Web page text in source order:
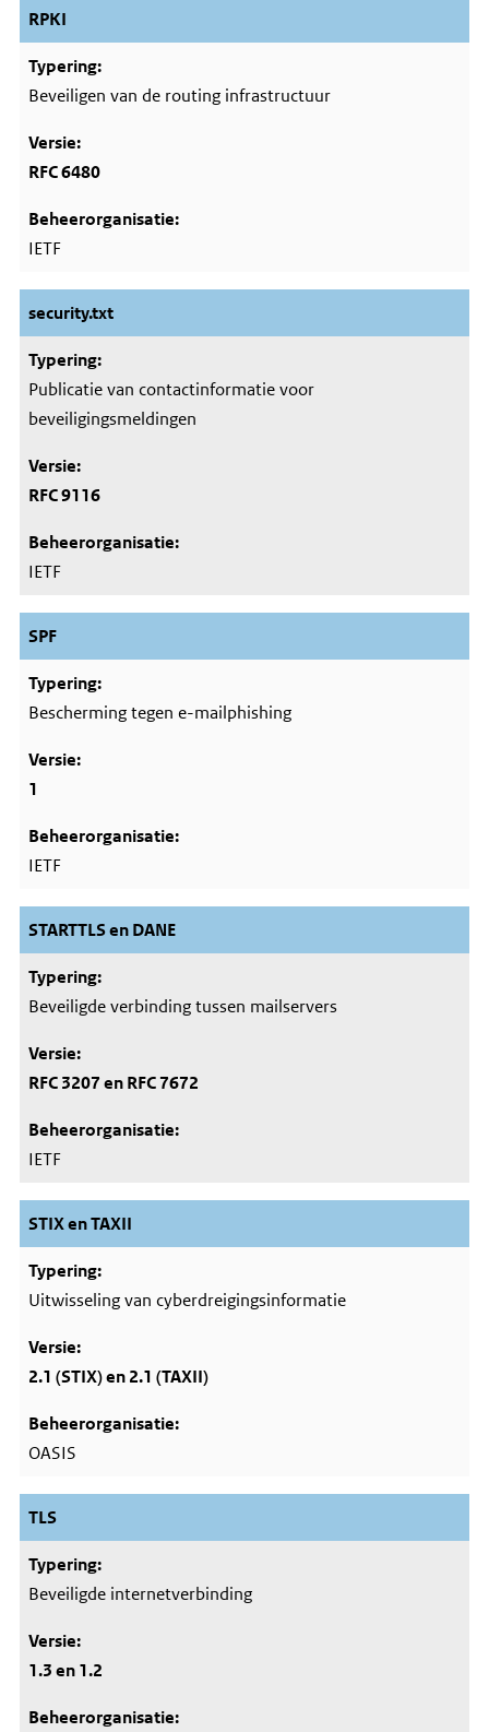
RPKI
Beveiligen van de routing infrastructuur
RFC 6480
IETF
security.txt
Publicatie van contactinformatie voor
beveiligingsmeldingen
RFC 9116
IETF
SPF
Bescherming tegen e-mailphishing
1
IETF
STARTTLS en DANE
Beveiligde verbinding tussen mailservers
RFC 3207 en RFC 7672
IETF
STIX en TAXII
Uitwisseling van cyberdreigingsinformatie
2.1 (STIX) en 2.1 (TAXII)
OASIS
TLS
Beveiligde internetverbinding
1.3 en 1.2